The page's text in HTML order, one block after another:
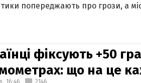
попереджають про грози, а
фіксують +50
що на це
16:46 2146